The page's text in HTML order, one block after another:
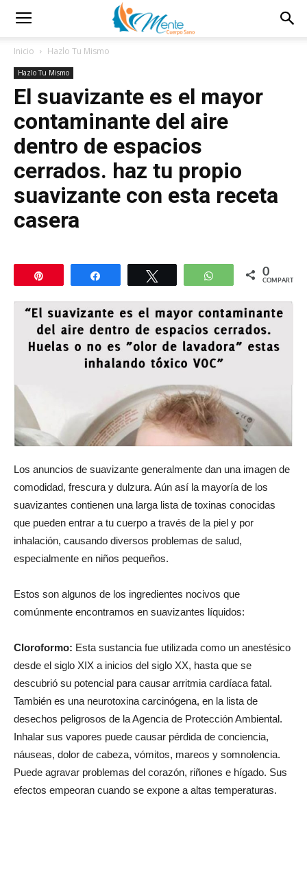
Inicio Hazlo Tu Mismo
Hazlo Tu Mismo
El suavizante es el mayor
contaminante del aire
dentro de espacios
cerrados. haz tu propio
suavizante con esta receta
casera
Compartir WhatsApp
0
COMPARTIR
Los anuncios de suavizante generalmente dan una imagen de
comodidad, frescura y dulzura. Aún así la mayoría de los
suavizantes contienen una larga lista de toxinas conocidas
que pueden entrar a tu cuerpo a través de la piel y por
inhalación, causando diversos problemas de salud,
especialmente en niños pequeños.
Estos son algunos de los ingredientes nocivos que
comúnmente encontramos en suavizantes líquidos:
Cloroformo: Esta sustancia fue utilizada como un anestésico
desde el siglo XIX a inicios del siglo XX, hasta que se
descubrió su potencial para causar arritmia cardíaca fatal.
También es una neurotoxina carcinógena, en la lista de
desechos peligrosos de la Agencia de Protección Ambiental.
Inhalar sus vapores puede causar pérdida de conciencia,
náuseas, dolor de cabeza, vómitos, mareos y somnolencia.
Puede agravar problemas del corazón, riñones e hígado. Sus
efectos empeoran cuando se expone a altas temperaturas.